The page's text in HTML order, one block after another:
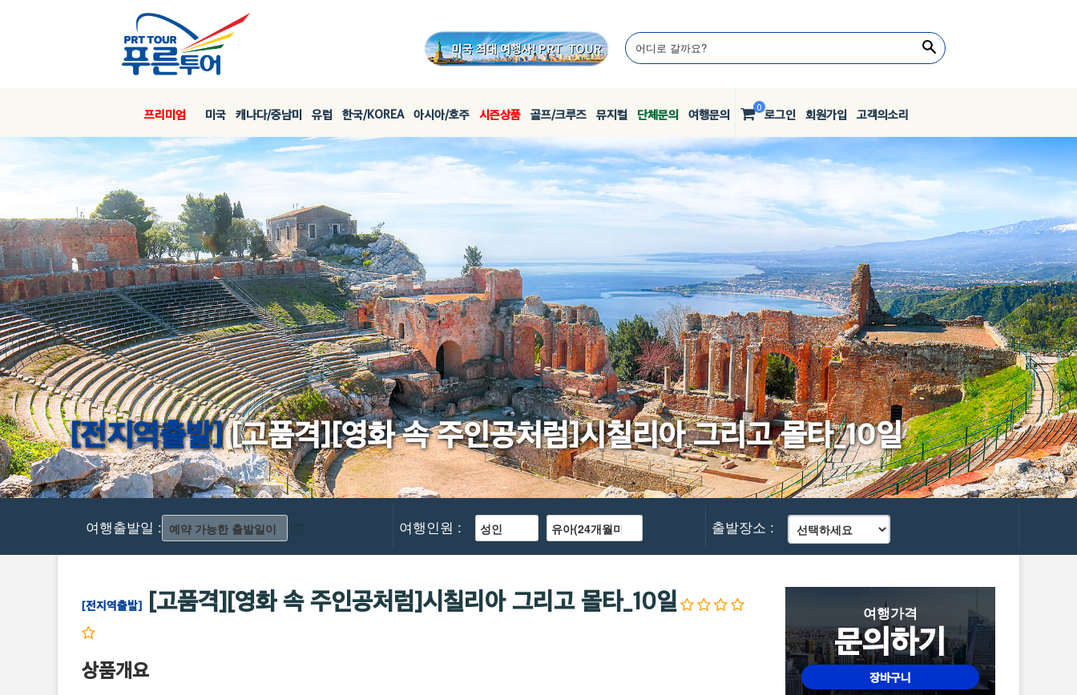
프리미엄 미국 캐나다/중남미 유럽 한국/KOREA 아시아/호주 시즌상품 골프/크루즈 뮤지컬 단체문의 여행문의 0 로그인 회원가입 고객의소리
[전지역출발][고품격][영화 속 주인공처럼]시칠리아 그리고 몰타_10일
여행출발일 : 여행인원 : 출발장소 :
[전지역출발] [고품격][영화 속 주인공처럼]시칠리아 그리고 몰타_10일
상품개요
여행가격
문의하기
장바구니